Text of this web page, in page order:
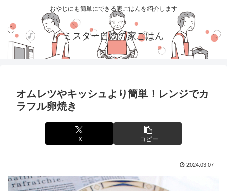
おやじにも簡単にできる家ごはんを紹介します
ミスター自炊の家ごはん
オムレツやキッシュより簡単！レンジでカ
ラフル卵焼き
X コピー
2024.03.07